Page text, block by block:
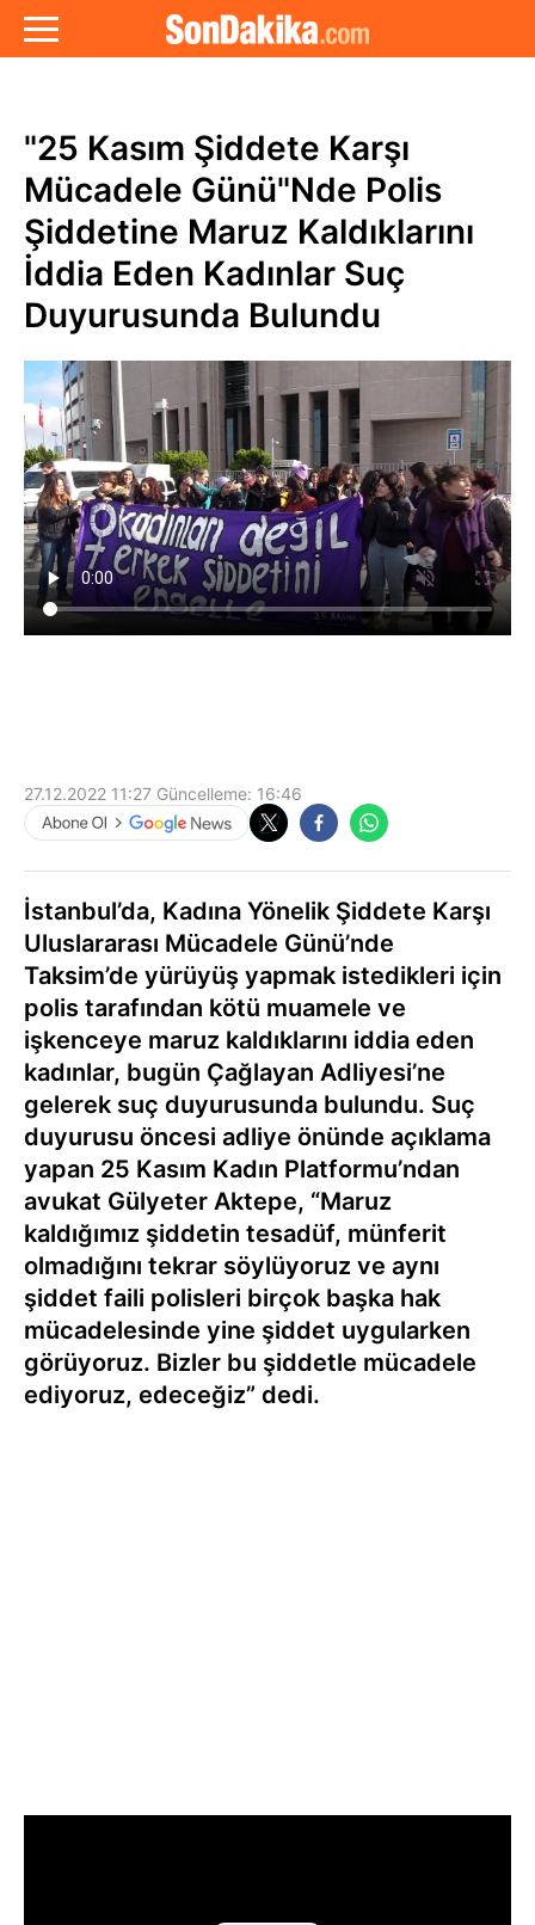
"25 Kasım Şiddete Karşı
Mücadele Günü"Nde Polis
Şiddetine Maruz Kaldıklarını
İddia Eden Kadınlar Suç
Duyurusunda Bulundu
27.12.2022 11:27 Güncelleme: 16:46
İstanbul’da, Kadına Yönelik Şiddete Karşı
Uluslararası Mücadele Günü’nde
Taksim’de yürüyüş yapmak istedikleri için
polis tarafından kötü muamele ve
işkenceye maruz kaldıklarını iddia eden
kadınlar, bugün Çağlayan Adliyesi’ne
gelerek suç duyurusunda bulundu. Suç
duyurusu öncesi adliye önünde açıklama
yapan 25 Kasım Kadın Platformu’ndan
avukat Gülyeter Aktepe, “Maruz
kaldığımız şiddetin tesadüf, münferit
olmadığını tekrar söylüyoruz ve aynı
şiddet faili polisleri birçok başka hak
mücadelesinde yine şiddet uygularken
görüyoruz. Bizler bu şiddetle mücadele
ediyoruz, edeceğiz” dedi.